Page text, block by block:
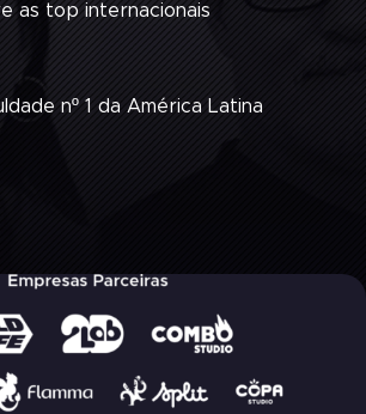
as top internacionais
nº 1 da América Latina